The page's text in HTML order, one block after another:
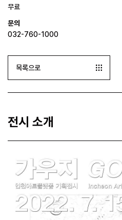
무료
문의
032-760-1000
목록으로
전시 소개